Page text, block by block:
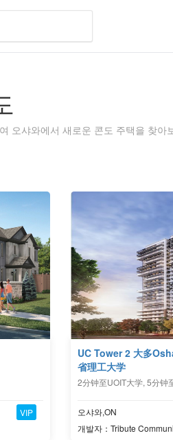
오샤와에서 새로운 콘도 주택을 찾
VIP
UC Tower 2 大多
省理工大学
오샤와,ON
개발자：Tribute